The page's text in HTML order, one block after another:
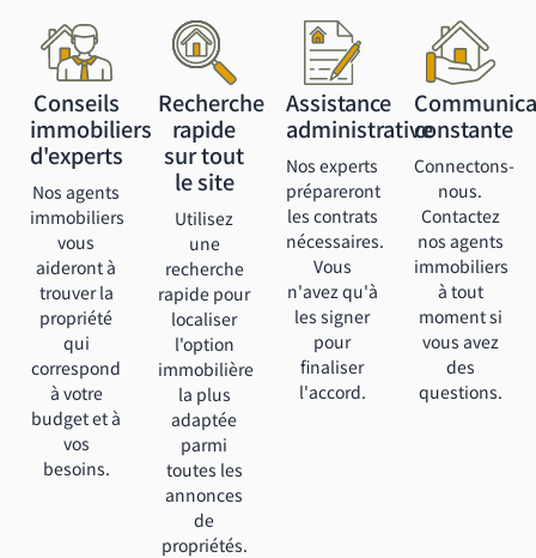
Conseils
immobiliers
d'experts
Nos agents
immobiliers
vous
aideront à
trouver la
propriété
qui
correspond
à votre
budget et à
vos
besoins.
Recherche
rapide
sur tout
le site
Utilisez
une
recherche
rapide pour
localiser
l'option
immobilière
la plus
adaptée
parmi
toutes les
annonces
de
propriétés.
Assistance
administrative
Nos experts
prépareront
les contrats
nécessaires.
Vous
n'avez qu'à
les signer
pour
finaliser
l'accord.
constante
Connectons-
nous.
Contactez
nos agents
immobiliers
à tout
moment si
vous avez
des
questions.